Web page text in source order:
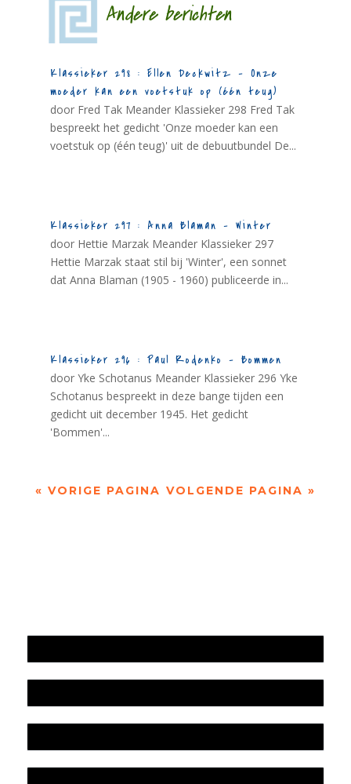
Andere berichten
Klassieker 298 : Ellen Deckwitz – Onze
moeder kan een voetstuk op (één teug)
door Fred Tak Meander Klassieker 298 Fred Tak
bespreekt het gedicht 'Onze moeder kan een
voetstuk op (één teug)' uit de debuutbundel De...
Klassieker 297 : Anna Blaman – Winter
door Hettie Marzak Meander Klassieker 297
Hettie Marzak staat stil bij 'Winter', een sonnet
dat Anna Blaman (1905 - 1960) publiceerde in...
Klassieker 296 : Paul Rodenko – Bommen
door Yke Schotanus Meander Klassieker 296 Yke
Schotanus bespreekt in deze bange tijden een
gedicht uit december 1945. Het gedicht
'Bommen'...
« VORIGE PAGINA VOLGENDE PAGINA »